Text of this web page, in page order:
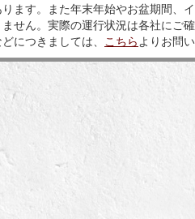
ます。また年末年始やお盆期間、
せん。実際の運行状況は各社にご
につきましては、
こちら よりお問